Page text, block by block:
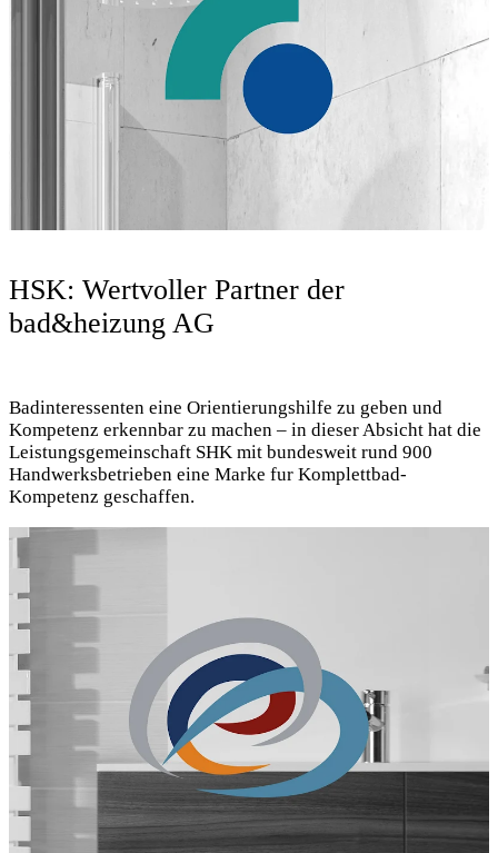
HSK: Wertvoller Partner der
bad&heizung AG
Badinteressenten eine Orientierungshilfe zu geben und
Kompetenz erkennbar zu machen – in dieser Absicht hat die
Leistungsgemeinschaft SHK mit bundesweit rund 900
Handwerksbetrieben eine Marke fur Komplettbad-
Kompetenz geschaffen.